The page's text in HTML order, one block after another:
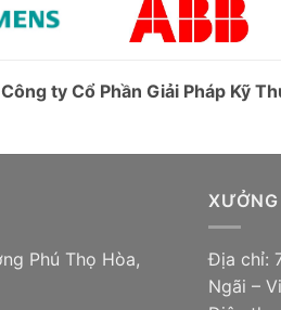
ty Cổ Phần Giải Pháp Kỹ
Phú Thọ Hòa,
Địa chỉ:
Ngãi –